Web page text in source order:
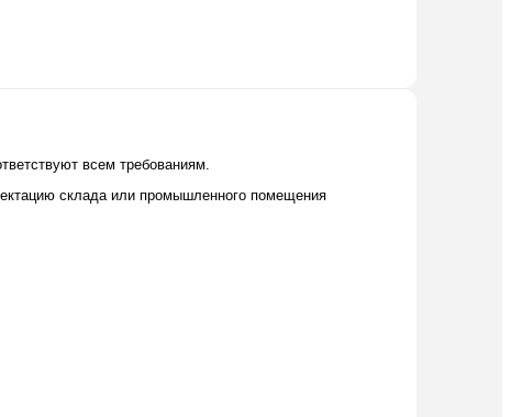
всем требованиям.
склада или промышленного помещения